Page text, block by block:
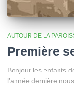
AUTOUR DE LA
Première
Bonjour les enfants
l’année dernière